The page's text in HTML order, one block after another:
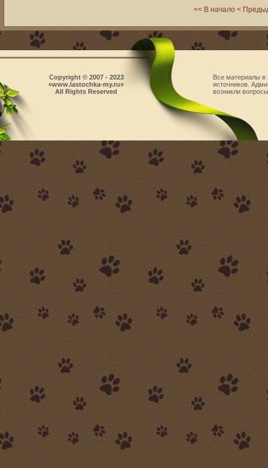
<< В начало <
Все материалы в
источников.
возникли
Copyright © 2007 - 2023
«www.lastochka-my.ru»
All Rights Reserved